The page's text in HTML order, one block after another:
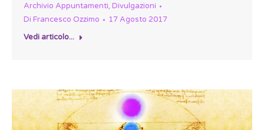
Archivio Appuntamenti, Divulgazioni
Di Francesco Ozzimo
17 Agosto 2017
Vedi articolo...